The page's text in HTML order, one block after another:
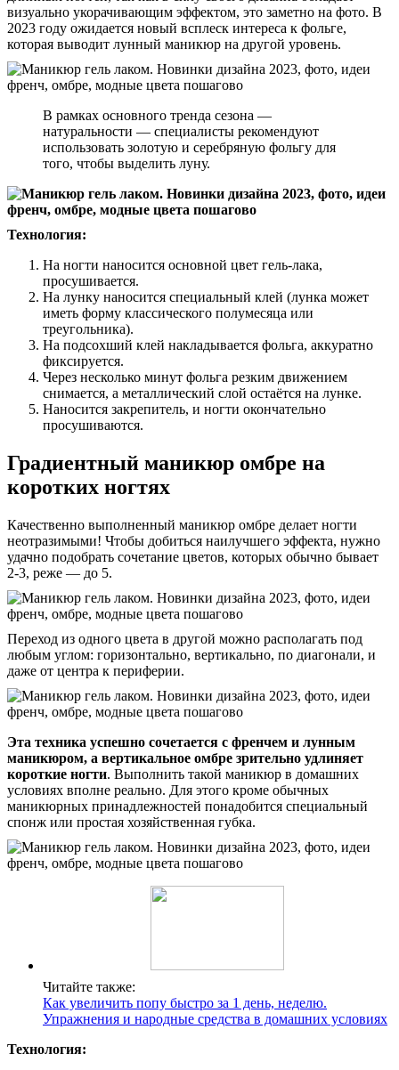
визуально укорачивающим эффектом, это заметно на фото. В
2023 году ожидается новый всплеск интереса к фольге,
которая выводит лунный маникюр на другой уровень.
В рамках основного тренда сезона —
натуральности — специалисты рекомендуют
использовать золотую и серебряную фольгу для
того, чтобы выделить луну.
Технология:
На ногти наносится основной цвет гель-лака,
просушивается.
На лунку наносится специальный клей (лунка может
иметь форму классического полумесяца или
треугольника).
На подсохший клей накладывается фольга, аккуратно
фиксируется.
Через несколько минут фольга резким движением
снимается, а металлический слой остаётся на лунке.
Наносится закрепитель, и ногти окончательно
просушиваются.
Градиентный маникюр омбре на
коротких ногтях
Качественно выполненный маникюр омбре делает ногти
неотразимыми! Чтобы добиться наилучшего эффекта, нужно
удачно подобрать сочетание цветов, которых обычно бывает
2-3, реже — до 5.
Переход из одного цвета в другой можно располагать под
любым углом: горизонтально, вертикально, по диагонали, и
даже от центра к периферии.
Эта техника успешно сочетается с френчем и лунным
маникюром, а вертикальное омбре зрительно удлиняет
короткие ногти. Выполнить такой маникюр в домашних
условиях вполне реально. Для этого кроме обычных
маникюрных принадлежностей понадобится специальный
спонж или простая хозяйственная губка.
Читайте также:
Как увеличить попу быстро за 1 день, неделю.
Упражнения и народные средства в домашних условиях
Технология: